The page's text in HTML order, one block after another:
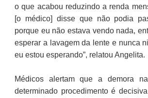
o que acabou reduzindo a renda
[o médico] disse que não podia
porque eu não estava vendo nada,
esperar a lavagem da lente e nunca
eu estou esperando”, relatou Angelita.
Médicos alertam que a demora
determinado procedimento é